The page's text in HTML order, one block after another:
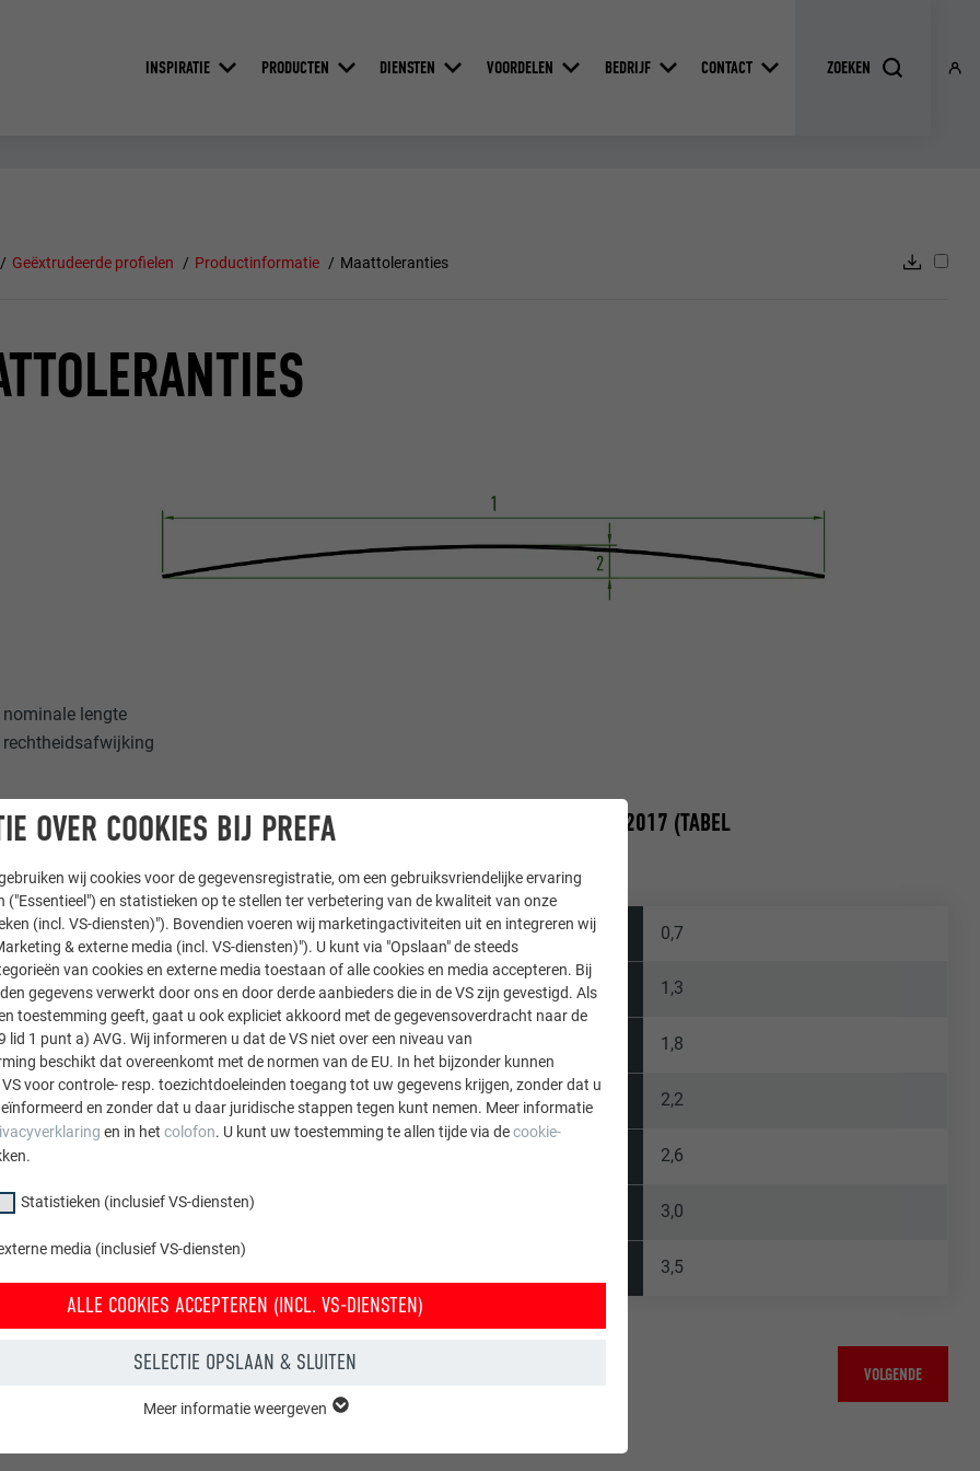
INSPIRATIE PRODUCTEN DIENSTEN VOORDELEN BEDRIJF CONTACT
Geëxtrudeerde profielen Productinformatie Maattoleranties
nominale lengte
rechtheidsafwijking
VAN DE RECHTHEID VOOR NOMINALE LENGTE [MM] VOLGENS EN 12020-2 2017 (TABEL
0,7
2000 1,3
3000 1,8
4000 2,2
5000 2,6
6000 3,0
3,5
VOLGENDE
OVER COOKIES BIJ PREFA
wij cookies voor de gegevensregistratie, om een gebruiksvriendelijke ervaring
("Essentieel") en statistieken op te stellen ter verbetering van de kwaliteit van onze
(incl. VS-diensten)"). Bovendien voeren wij marketingactiviteiten uit en integreren wij
& externe media (incl. VS-diensten)"). U kunt via "Opslaan" de steeds
van cookies en externe media toestaan of alle cookies en media accepteren. Bij
gegevens verwerkt door ons en door derde aanbieders die in de VS zijn gevestigd. Als
toestemming geeft, gaat u ook expliciet akkoord met de gegevensoverdracht naar de
lid 1 punt a) AVG. Wij informeren u dat de VS niet over een niveau van
beschikt dat overeenkomt met de normen van de EU. In het bijzonder kunnen
voor controle- resp. toezichtdoeleinden toegang tot uw gegevens krijgen, zonder dat u
en zonder dat u daar juridische stappen tegen kunt nemen. Meer informatie
en in het colofon. U kunt uw toestemming te allen tijde via decookie-
Statistieken (inclusief VS-diensten)
media (inclusief VS-diensten)
ALLE COOKIES ACCEPTEREN (INCL. VS-DIENSTEN)
SELECTIE OPSLAAN & SLUITEN
Meer informatie weergeven